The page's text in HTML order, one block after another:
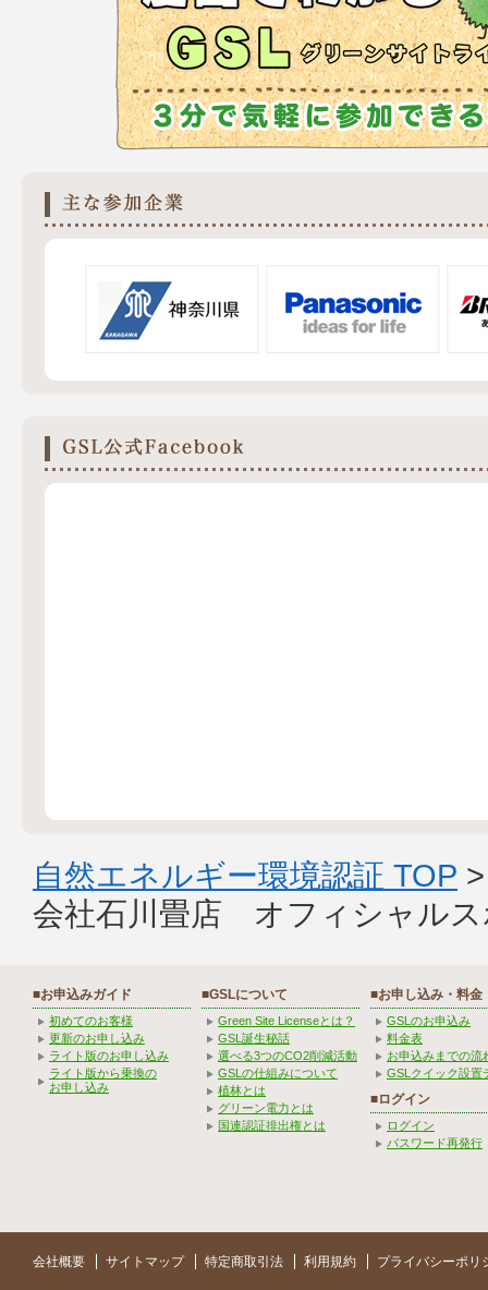
自然エネルギー環境認証 TOP
会社石川畳店 オフィシャルス
■お申込みガイド
初めてのお客様
更新のお申し込み
ライト版のお申し込み
ライト版から乗換の
お申し込み
■GSLについて
Green Site Licenseとは？
GSL誕生秘話
選べる3つのCO2削減活動
GSLの仕組みについて
植林とは
グリーン電力とは
国連認証排出権とは
■お申し込み・料金
GSLのお申込み
料金表
お申込みまでの流
GSLクイック設置
■ログイン
ログイン
パスワード再発行
会社概要 サイトマップ 特定商取引法 利用規約 プライバシーポリ